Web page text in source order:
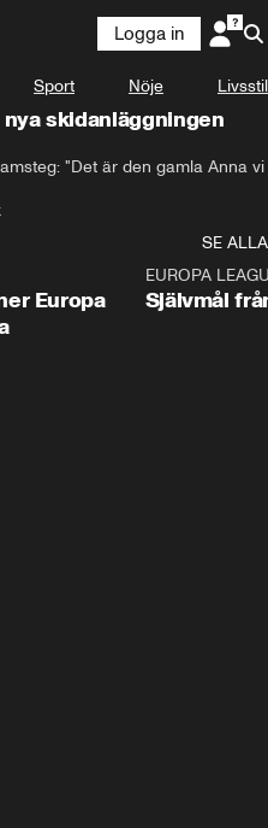
Logga in
Sport Nöje Livsstil
skidanläggningen
"Det är den gamla Anna vi
SE ALLA
Europa
EUROPA
Självmål